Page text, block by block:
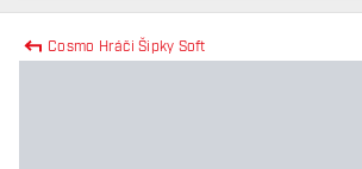
Cosmo Hráči Šipky Soft